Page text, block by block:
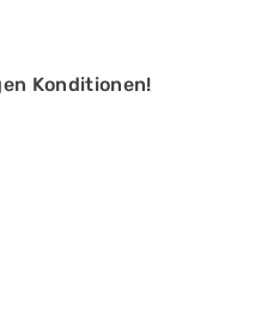
Konditionen!